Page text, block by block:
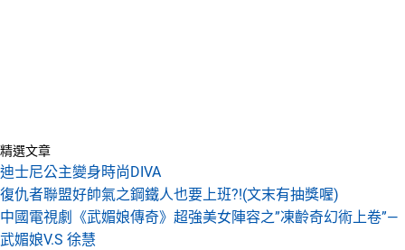
精選文章
迪士尼公主變身時尚DIVA
復仇者聯盟好帥氣之鋼鐵人也要上班?!(文末有抽獎喔)
中國電視劇《武媚娘傳奇》超強美女陣容之”凍齡奇幻術上卷”—
武媚娘V.S 徐慧